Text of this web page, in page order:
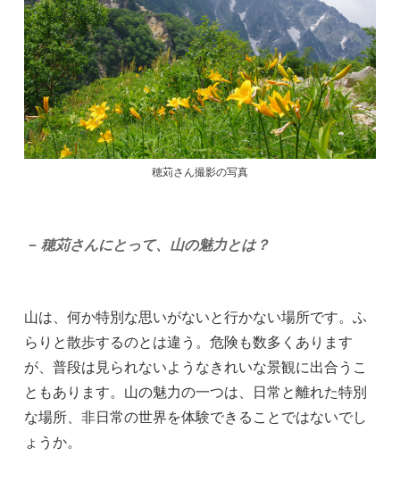
穂苅さん撮影の写真
－ 穂苅さんにとって、山の魅力とは？
山は、何か特別な思いがないと行かない場所です。ふ
らりと散歩するのとは違う。危険も数多くあります
が、普段は見られないようなきれいな景観に出合うこ
ともあります。山の魅力の一つは、日常と離れた特別
な場所、非日常の世界を体験できることではないでし
ょうか。